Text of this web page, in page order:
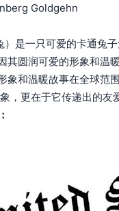
Goldgehn
）是一只可爱的卡通兔
其圆润可爱的形象和温
象和温暖故事在全球范
，更在于它传递出的友